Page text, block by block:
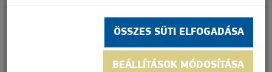
ÖSSZES SÜTI ELFOGADÁSA
BEÁLLÍTÁSOK MÓDOSÍTÁSA